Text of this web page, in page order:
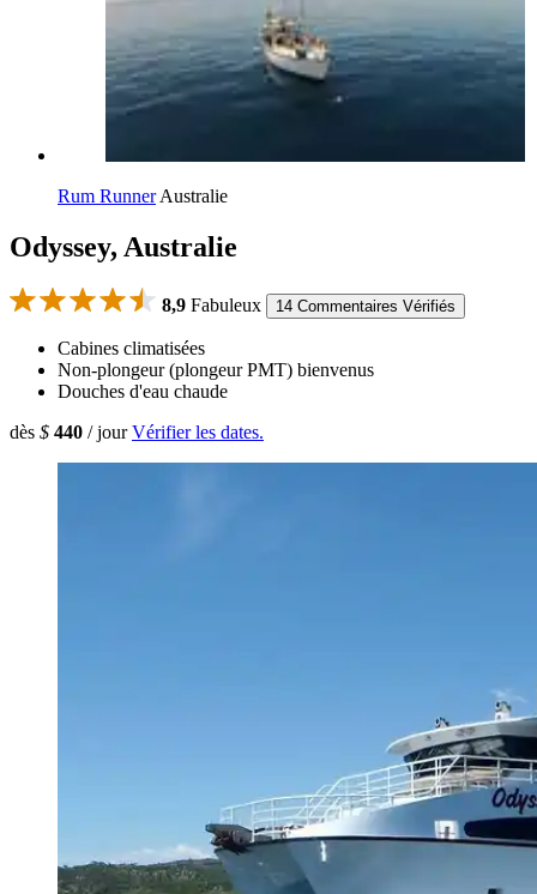
Rum Runner Australie
Odyssey, Australie
8,9 Fabuleux 14 Commentaires Vérifiés
Cabines climatisées
Non-plongeur (plongeur PMT) bienvenus
Douches d'eau chaude
dès $ 440 / jour Vérifier les dates.